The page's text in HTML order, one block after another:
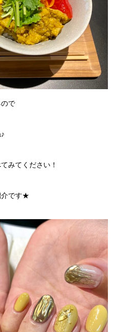
で
みてください！
介です★